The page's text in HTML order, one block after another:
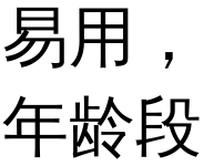
用，
龄段